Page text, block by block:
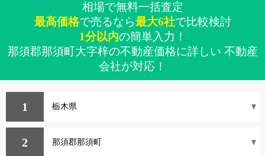
相場で無料一括査定
最高価格で売るなら最大6社で比較検討
1分以内の簡単入力！
那須郡那須町大字梓の不動産価格に詳しい 不動産
会社が対応！
1
2